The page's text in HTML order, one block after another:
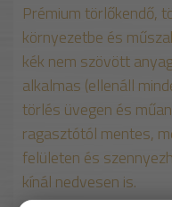
Prémium törlőkendő,
környezetbe és
kék nem szövött
alkalmas (ellenáll
törlés üvegen és
ragasztótól mentes,
felületen és
kínál nedvesen is.